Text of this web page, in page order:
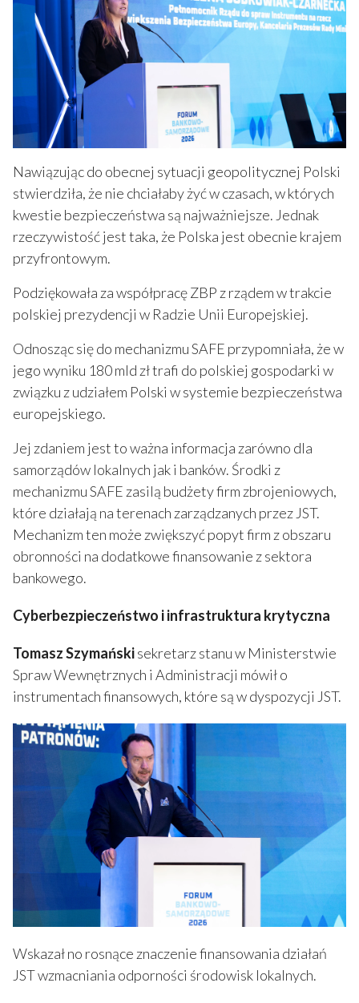
Nawiązując do obecnej sytuacji geopolitycznej Polski
stwierdziła, że nie chciałaby żyć w czasach, w których
kwestie bezpieczeństwa są najważniejsze. Jednak
rzeczywistość jest taka, że Polska jest obecnie krajem
przyfrontowym.
Podziękowała za współpracę ZBP z rządem w trakcie
polskiej prezydencji w Radzie Unii Europejskiej.
Odnosząc się do mechanizmu SAFE przypomniała, że w
jego wyniku 180 mld zł trafi do polskiej gospodarki w
związku z udziałem Polski w systemie bezpieczeństwa
europejskiego.
Jej zdaniem jest to ważna informacja zarówno dla
samorządów lokalnych jak i banków. Środki z
mechanizmu SAFE zasilą budżety firm zbrojeniowych,
które działają na terenach zarządzanych przez JST.
Mechanizm ten może zwiększyć popyt firm z obszaru
obronności na dodatkowe finansowanie z sektora
bankowego.
Cyberbezpieczeństwo i infrastruktura krytyczna
Tomasz Szymańskisekretarz stanu w Ministerstwie
Spraw Wewnętrznych i Administracji mówił o
instrumentach finansowych, które są w dyspozycji JST.
Wskazał no rosnące znaczenie finansowania działań
JST wzmacniania odporności środowisk lokalnych.